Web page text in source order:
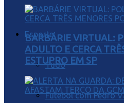
Esporte
Tudo
Futebol com Pedro
BARBÁRIE VIRTUAL:
ADULTO E CERCA
ESTUPRO EM SP